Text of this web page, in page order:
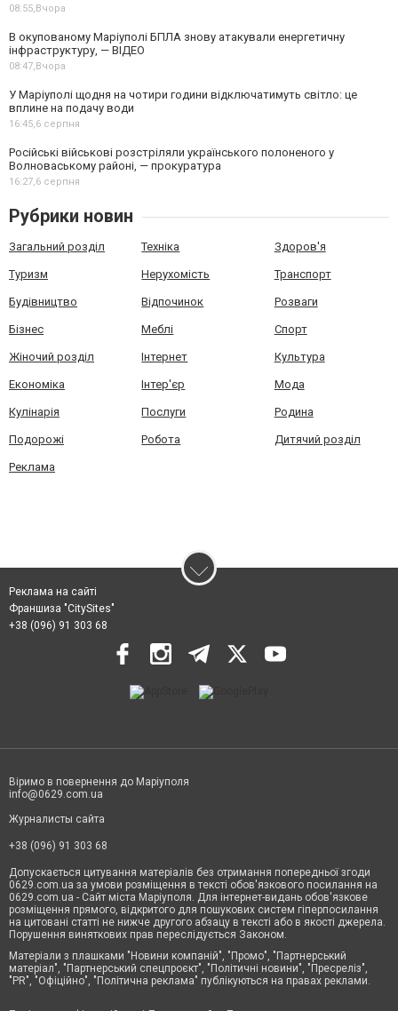
08:55,Вчора
В окупованому Маріуполі БПЛА знову атакували енергетичну
інфраструктуру, — ВІДЕО
08:47,Вчора
У Маріуполі щодня на чотири години відключатимуть світло: це
вплине на подачу води
16:45,6 серпня
Російські військові розстріляли українського полоненого у
Волноваському районі, — прокуратура
16:27,6 серпня
Рубрики новин
Загальний розділ Техніка Здоров'я
Туризм Нерухомість Транспорт
Будівництво Відпочинок Розваги
Бізнес Меблі Спорт
Жіночий розділ Інтернет Культура
Економіка Інтер'єр Мода
Кулінарія Послуги Родина
Подорожі Робота Дитячий розділ
Реклама
Реклама на сайті
Франшиза "CitySites"
+38 (096) 91 303 68
Віримо в повернення до Маріуполя
info@0629.com.ua
Журналисты сайта
+38 (096) 91 303 68
Допускається цитування матеріалів без отримання попередньої згоди
0629.com.ua за умови розміщення в тексті обов'язкового посилання на
0629.com.ua - Сайт міста Маріуполя. Для інтернет-видань обов'язкове
розміщення прямого, відкритого для пошукових систем гіперпосилання
на цитовані статті не нижче другого абзацу в тексті або в якості джерела.
Порушення виняткових прав переслідується Законом.
Матеріали з плашками "Новини компаній", "Промо", "Партнерський
матеріал", "Партнерський спецпроєкт", "Політичні новини", "Пресреліз",
"PR", "Офіційно", "Політична реклама" публікуються на правах реклами.